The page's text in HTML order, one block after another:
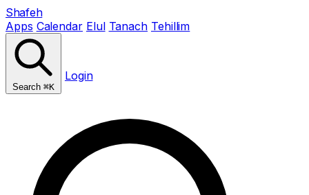
Shafeh
Apps Calendar Elul Tanach Tehillim
Search ⌘K
Login